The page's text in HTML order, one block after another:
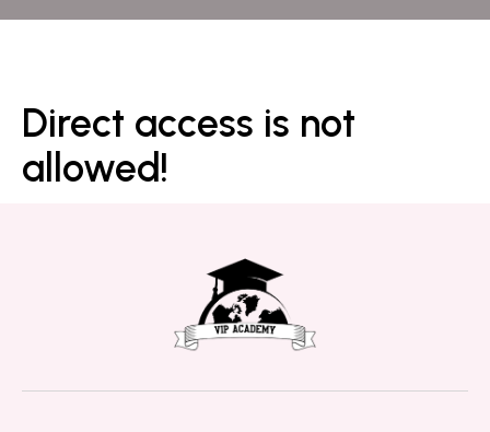
Direct access is not
allowed!